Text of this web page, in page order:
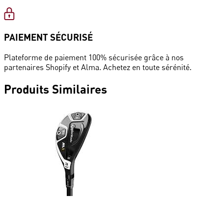
PAIEMENT SÉCURISÉ
Plateforme de paiement 100% sécurisée grâce à nos
partenaires Shopify et Alma. Achetez en toute sérénité.
Produits Similaires